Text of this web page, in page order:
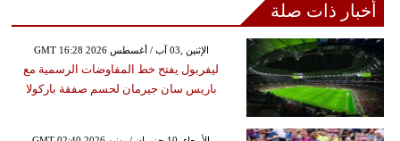
أخبار ذات صلة
GMT 16:28 2026 الإثنين ,03 آب / أغسطس
ليفربول يفتح خط المفاوضات الرسمية مع
باريس سان جيرمان لحسم صفقة باركولا